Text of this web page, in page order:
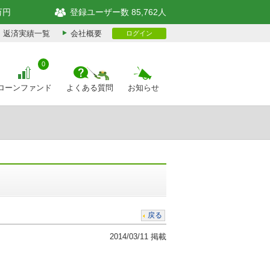
円 登録ユーザー数 85,762人
返済実績一覧 会社概要 ログイン
ーンファンド
0
よくある質問 お知らせ
戻る
2014/03/11 掲載